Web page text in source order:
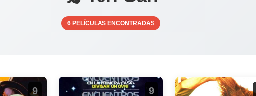
6 PELÍCULAS ENCONTRADAS
9 9